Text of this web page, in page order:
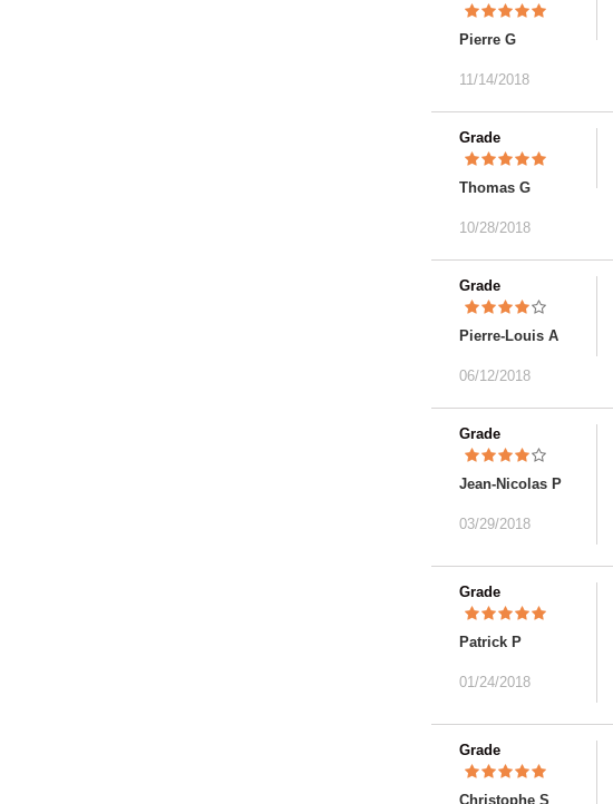
Pierre G
11/14/2018
Grade
Thomas G
10/28/2018
Grade
Pierre-Louis A
06/12/2018
Grade
Jean-Nicolas P
03/29/2018
Grade
Patrick P
01/24/2018
Grade
Christophe S